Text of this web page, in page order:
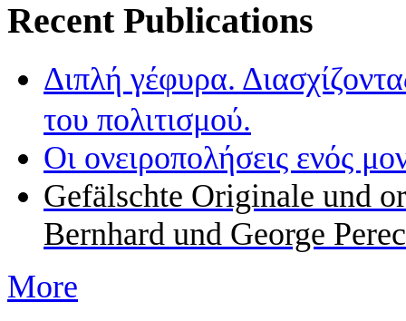
Recent Publications
Διπλή γέφυρα.
του πολιτισμού.
Οι ονειροπολήσεις ενός
Gefälschte Originale und
Bernhard und George Perec
More